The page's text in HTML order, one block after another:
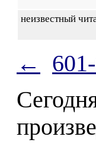
неизвестный
←